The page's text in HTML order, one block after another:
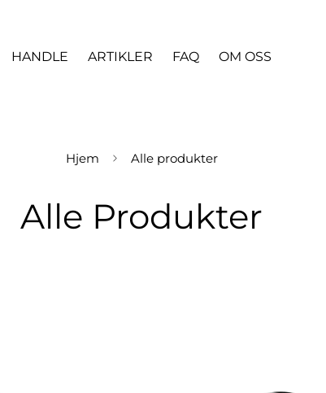
HANDLE ARTIKLER FAQ OM OSS
Hjem Alle produkter
Alle Produkter